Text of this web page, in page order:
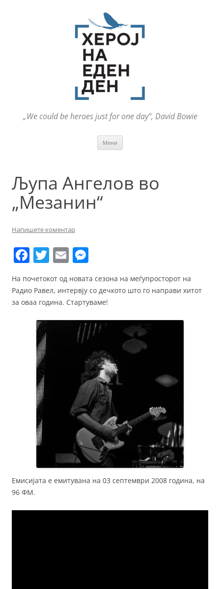
„We could be heroes just for one day“, David Bowie
Мени
Љупа Ангелов во
„Мезанин“
Напишете коментар
F
c
e
b
o
o
k
T
itt
er
E
ai
l
ss
e
n
g
er
На почетокот од новата сезона на меѓупросторот на
Радио Равел, интервју со дечкото што го направи хитот
за оваа година. Стартуваме!
Емисијата е емитувана на 03 септември 2008 година, на
96 ФМ.